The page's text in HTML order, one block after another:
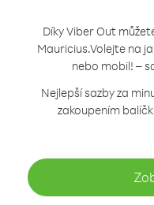
Díky Viber Out
Mauricius.Volejte na
nebo mobil! –
Nejlepší sazby za
zakoupením